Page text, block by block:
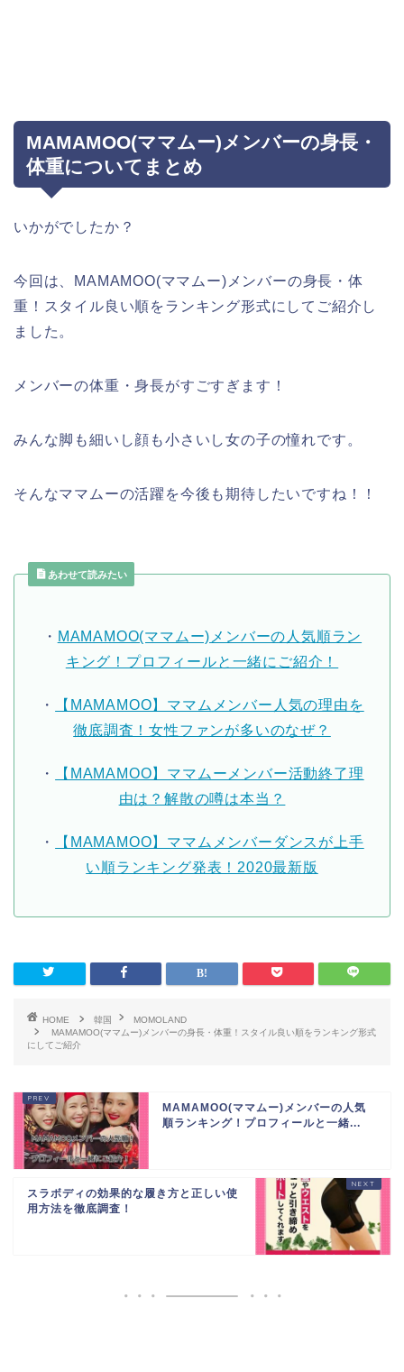
MAMAMOO(ママムー)メンバーの身長・
体重についてまとめ
いかがでしたか？
今回は、MAMAMOO(ママムー)メンバーの身長・体
重！スタイル良い順をランキング形式にしてご紹介し
ました。
メンバーの体重・身長がすごすぎます！
みんな脚も細いし顔も小さいし女の子の憧れです。
そんなママムーの活躍を今後も期待したいですね！！
あわせて読みたい
・ MAMAMOO(ママムー)メンバーの人気順ラン
キング！プロフィールと一緒にご紹介！
・
【MAMAMOO】ママムメンバー人気の理由を
徹底調査！女性ファンが多いのなぜ？
・
【MAMAMOO】ママムーメンバー活動終了理
由は？解散の噂は本当？
・
【MAMAMOO】ママムメンバーダンスが上手
い順ランキング発表！2020最新版
HOME 韓国
MOMOLAND
MAMAMOO(ママムー)メンバーの身長・体重！スタイル良い順をランキング形式
にしてご紹介
MAMAMOO(ママムー)メンバーの人気
順ランキング！プロフィールと一緒...
スラボディの効果的な履き方と正しい使
用方法を徹底調査！